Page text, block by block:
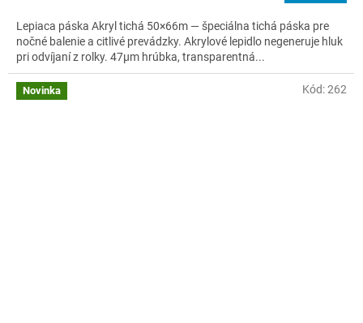
Lepiaca páska Akryl tichá 50×66m — špeciálna tichá páska pre
nočné balenie a citlivé prevádzky. Akrylové lepidlo negeneruje hluk
pri odvíjaní z rolky. 47µm hrúbka, transparentná...
Novinka Kód:262